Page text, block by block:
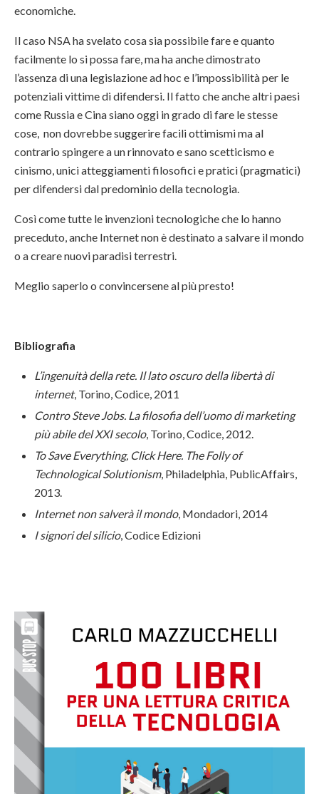
economiche.
Il caso NSA ha svelato cosa sia possibile fare e quanto
facilmente lo si possa fare, ma ha anche dimostrato
l’assenza di una legislazione ad hoc e l’impossibilità per le
potenziali vittime di difendersi. Il fatto che anche altri paesi
come Russia e Cina siano oggi in grado di fare le stesse
cose, non dovrebbe suggerire facili ottimismi ma al
contrario spingere a un rinnovato e sano scetticismo e
cinismo, unici atteggiamenti filosofici e pratici (pragmatici)
per difendersi dal predominio della tecnologia.
Così come tutte le invenzioni tecnologiche che lo hanno
preceduto, anche Internet non è destinato a salvare il mondo
o a creare nuovi paradisi terrestri.
Meglio saperlo o convincersene al più presto!
Bibliografia
L’ingenuità della rete. Il lato oscuro della libertà di
internet, Torino, Codice, 2011
Contro Steve Jobs. La filosofia dell’uomo di marketing
più abile del XXI secolo, Torino, Codice, 2012.
To Save Everything, Click Here. The Folly of
Technological Solutionism, Philadelphia, PublicAffairs,
2013.
Internet non salverà il mondo, Mondadori, 2014
I signori del silicio, Codice Edizioni